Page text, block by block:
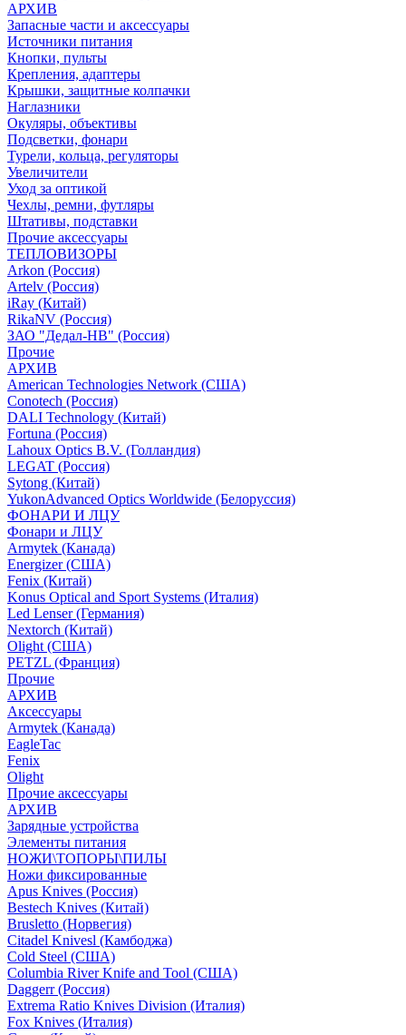
АРХИВ
Запасные части и аксессуары
Источники питания
Кнопки, пульты
Крепления, адаптеры
Крышки, защитные колпачки
Наглазники
Окуляры, объективы
Подсветки, фонари
Турели, кольца, регуляторы
Увеличители
Уход за оптикой
Чехлы, ремни, футляры
Штативы, подставки
Прочие аксессуары
ТЕПЛОВИЗОРЫ
Arkon (Россия)
Artelv (Россия)
iRay (Китай)
RikaNV (Россия)
ЗАО "Дедал-НВ" (Россия)
Прочие
АРХИВ
American Technologies Network (США)
Conotech (Россия)
DALI Technology (Китай)
Fortuna (Россия)
Lahoux Optics B.V. (Голландия)
LEGAT (Россия)
Sytong (Китай)
YukonAdvanced Optics Worldwide (Белоруссия)
ФОНАРИ И ЛЦУ
Фонари и ЛЦУ
Armytek (Канада)
Energizer (США)
Fenix (Китай)
Konus Optical and Sport Systems (Италия)
Led Lenser (Германия)
Nextorch (Китай)
Olight (США)
PETZL (Франция)
Прочие
АРХИВ
Аксессуары
Armytek (Канада)
EagleTac
Fenix
Olight
Прочие аксессуары
АРХИВ
Зарядные устройства
Элементы питания
НОЖИ\ТОПОРЫ\ПИЛЫ
Ножи фиксированные
Apus Knives (Россия)
Bestech Knives (Китай)
Brusletto (Норвегия)
Citadel Knivesl (Камбоджа)
Cold Steel (США)
Columbia River Knife and Tool (США)
Daggerr (Россия)
Extrema Ratio Knives Division (Италия)
Fox Knives (Италия)